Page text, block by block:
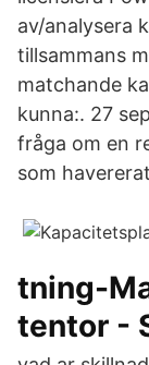
av/analysera
tillsammans
matchande
kunna:. 27
fråga om en
som
tning-
tentor -